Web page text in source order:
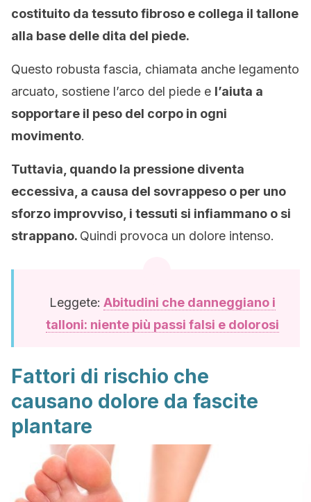
costituito da tessuto fibroso e collega il tallone
alla base delle dita del piede.
Questo robusta fascia, chiamata anche legamento
arcuato, sostiene l’arco del piede e l’aiuta a
sopportare il peso del corpo in ogni
movimento.
Tuttavia, quando la pressione diventa
eccessiva, a causa del sovrappeso o per uno
sforzo improvviso, i tessuti si infiammano o si
strappano. Quindi provoca un dolore intenso.
Leggete: Abitudini che danneggiano i
talloni: niente più passi falsi e dolorosi
Fattori di rischio che
causano dolore da fascite
plantare